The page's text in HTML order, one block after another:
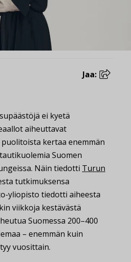
Jaa:
ei kyetä
aiheuttavat
kertaa enemmän
Suomen
Näin tiedotti Turun
tutkimuksensa
yliopisto tiedotti aiheesta
viikkoja kestävästä
Suomessa 200–400
– enemmän kuin
vuosittain.